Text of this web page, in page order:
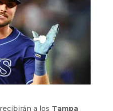
a los Tampa